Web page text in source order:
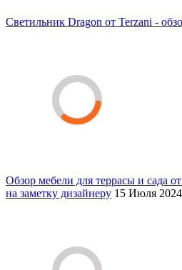
Светильник Dragon от Terzani -
Обзор мебели для террасы и сада
на заметку дизайнеру 15 Июля 2024